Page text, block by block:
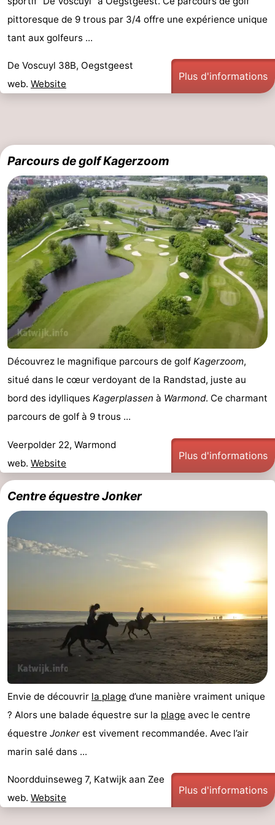
du
vélo
Randonnée
-
Équitation
-
Terrains
-
Sportive
Equitation
Boire
et
manger
Événements
Pratiques
Forum
Route
-
Stationnement
Adresses
Médicales
Région
Hollande-
Septentrionale
-
Schoorlse
Bergen
Zee
-
Alkmaar
-
Egmond
-
aan
Nature
Kennermerland
-
Amsterdam
Haarlem
-
Zandvoort
Hollande-
Méridionale
-
pittoresque de 9 trous par 3/4 offre une expérience unique
tant aux golfeurs ...
De Voscuyl 38B, Oegstgeest
web. Website
Plus d'informations
Parcours de golf Kagerzoom
Découvrez le magnifique parcours de golf Kagerzoom,
situé dans le cœur verdoyant de la Randstad, juste au
bord des idylliques Kagerplassen à Warmond. Ce charmant
parcours de golf à 9 trous ...
Veerpolder 22, Warmond
web. Website
Plus d'informations
Centre équestre Jonker
Envie de découvrir la plage d’une manière vraiment unique
? Alors une balade équestre sur la plage avec le centre
équestre Jonker est vivement recommandée. Avec l’air
marin salé dans ...
Noordduinseweg 7, Katwijk aan Zee
web. Website
Plus d'informations